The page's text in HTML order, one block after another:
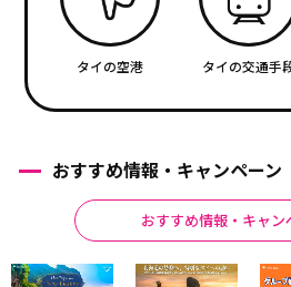
タイの空港 タイの交通手
おすすめ情報・キャンペーン
おすすめ情報・キャン